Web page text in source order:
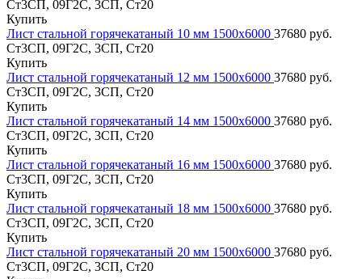
Ст3СП, 09Г2С, 3СП, Ст20
Купить
Лист стальной горячекатаный 10 мм 1500х6000 37680 руб.
Ст3СП, 09Г2С, 3СП, Ст20
Купить
Лист стальной горячекатаный 12 мм 1500х6000 37680 руб.
Ст3СП, 09Г2С, 3СП, Ст20
Купить
Лист стальной горячекатаный 14 мм 1500х6000 37680 руб.
Ст3СП, 09Г2С, 3СП, Ст20
Купить
Лист стальной горячекатаный 16 мм 1500х6000 37680 руб.
Ст3СП, 09Г2С, 3СП, Ст20
Купить
Лист стальной горячекатаный 18 мм 1500х6000 37680 руб.
Ст3СП, 09Г2С, 3СП, Ст20
Купить
Лист стальной горячекатаный 20 мм 1500х6000 37680 руб.
Ст3СП, 09Г2С, 3СП, Ст20